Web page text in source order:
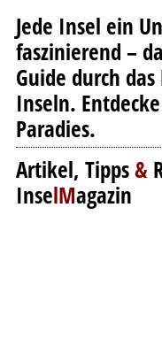
Jede Insel ein
faszinierend –
Guide durch
Inseln.
Paradies.
Artikel, Tipps&
InselMagazin